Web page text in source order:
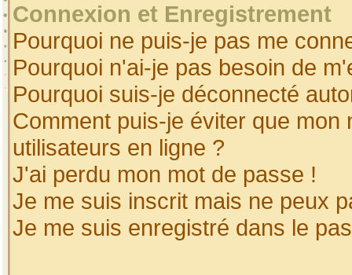
Connexion et Enregistrement
Pourquoi ne puis-je pas me
Pourquoi n'ai-je pas besoin de
Pourquoi suis-je déconnecté
Comment puis-je éviter que
utilisateurs en ligne ?
J'ai perdu mon mot de passe !
Je me suis inscrit mais ne peux
Je me suis enregistré dans le